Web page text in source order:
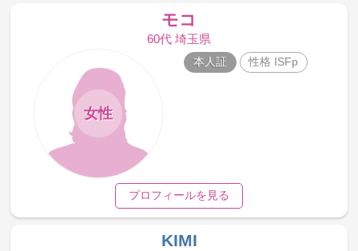
モコ
60代 埼玉県
女性
本人証 性格 ISFp
プロフィールを見る
KIMI